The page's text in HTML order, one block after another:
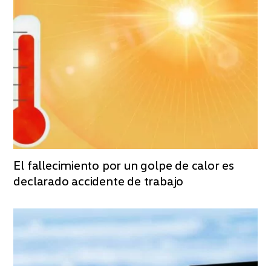
El fallecimiento por un golpe de calor es
declarado accidente de trabajo